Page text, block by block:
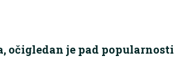
očigledan je pad popularnosti